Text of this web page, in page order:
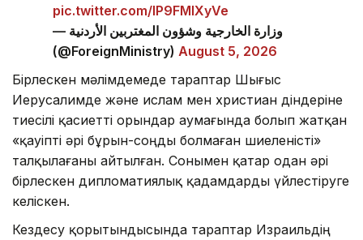
pic.twitter.com/lP9FMlXyVe
— وزارة الخارجية وشؤون المغتربين الأردنية
(@ForeignMinistry) August 5, 2026
Бірлескен мәлімдемеде тараптар Шығыс
Иерусалимде және ислам мен христиан діндеріне
тиесілі қасиетті орындар аумағында болып жатқан
«қауіпті әрі бұрын-соңды болмаған шиеленісті»
талқылағаны айтылған. Сонымен қатар одан әрі
бірлескен дипломатиялық қадамдарды үйлестіруге
келіскен.
Кездесу қорытындысында тараптар Израильдің